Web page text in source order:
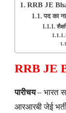
RRB JE
पद का
RRB JE
पारीचय– भारत
आरआरबी जेई